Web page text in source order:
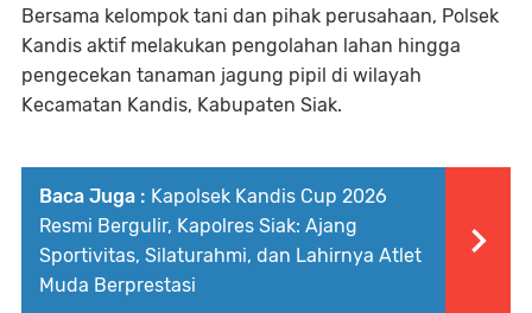
Bersama kelompok tani dan pihak perusahaan, Polsek
Kandis aktif melakukan pengolahan lahan hingga
pengecekan tanaman jagung pipil di wilayah
Kecamatan Kandis, Kabupaten Siak.
Baca Juga : Kapolsek Kandis Cup 2026
Resmi Bergulir, Kapolres Siak: Ajang
Sportivitas, Silaturahmi, dan Lahirnya Atlet
Muda Berprestasi